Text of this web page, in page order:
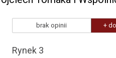
brak opinii +
Rynek 3